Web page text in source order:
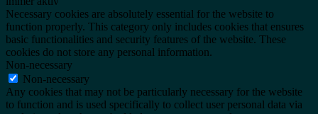
Necessary cookies are absolutely essential for the website to
function properly. This category only includes cookies that ensures
basic functionalities and security features of the website. These
cookies do not store any personal information.
Non-necessary
Non-necessary
Any cookies that may not be particularly necessary for the website
to function and is used specifically to collect user personal data via